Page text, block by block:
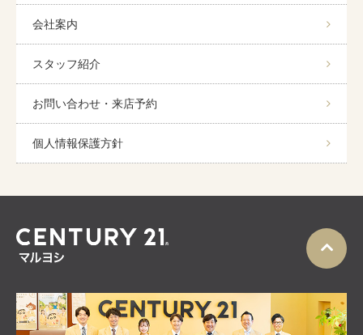
会社案内
スタッフ紹介
お問い合わせ・来店予約
個人情報保護方針